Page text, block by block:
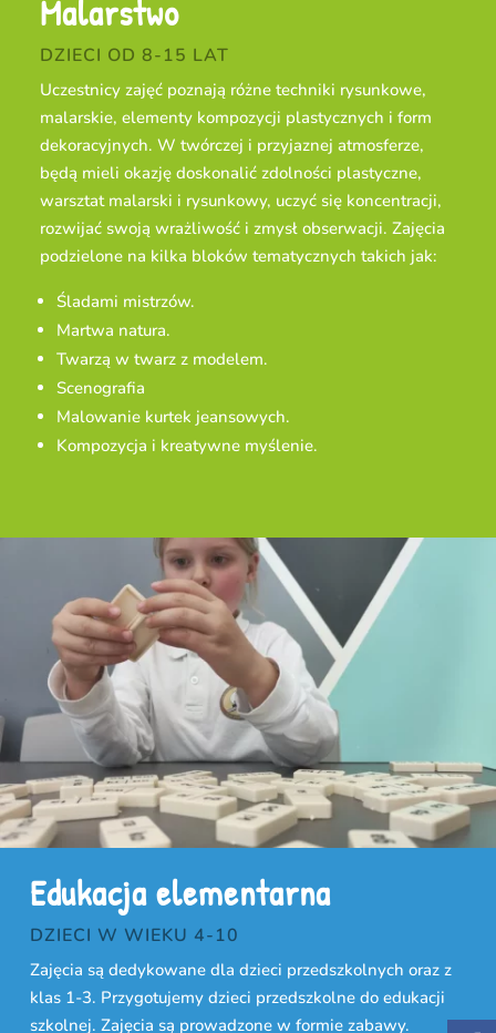
Malarstwo
DZIECI OD 8-15 LAT
Uczestnicy zajęć poznają różne techniki rysunkowe,
malarskie, elementy kompozycji plastycznych i form
dekoracyjnych. W twórczej i przyjaznej atmosferze,
będą mieli okazję doskonalić zdolności plastyczne,
warsztat malarski i rysunkowy, uczyć się koncentracji,
rozwijać swoją wrażliwość i zmysł obserwacji. Zajęcia
podzielone na kilka bloków tematycznych takich jak:
Śladami mistrzów.
Martwa natura.
Twarzą w twarz z modelem.
Scenografia
Malowanie kurtek jeansowych.
Kompozycja i kreatywne myślenie.
Edukacja elementarna
DZIECI W WIEKU 4-10
Zajęcia są dedykowane dla dzieci przedszkolnych oraz z
klas 1-3. Przygotujemy dzieci przedszkolne do edukacji
szkolnej. Zajęcia są prowadzone w formie zabawy.